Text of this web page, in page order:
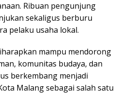
Ribuan pengunjung
sekaligus berburu
pelaku usaha lokal.
mampu mendorong
komunitas budaya, dan
berkembang menjadi
Malang sebagai salah satu